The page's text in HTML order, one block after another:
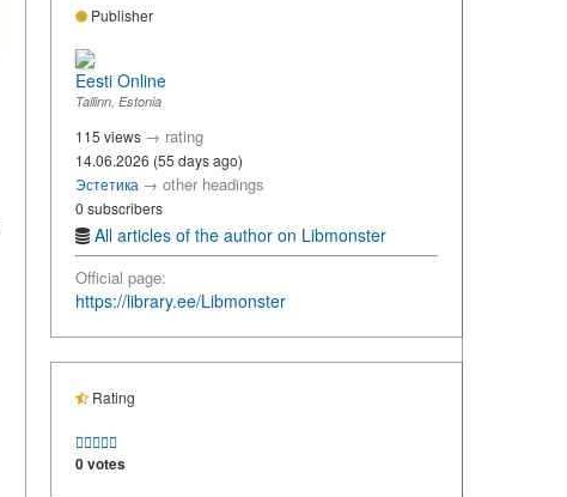
Publisher
Eesti Online
Tallinn, Estonia
115 views → rating
14.06.2026 (55 days ago)
Эстетика → other headings
0 subscribers
All articles of the author on Libmonster
Official page:
https://library.ee/Libmonster
Rating

0 votes